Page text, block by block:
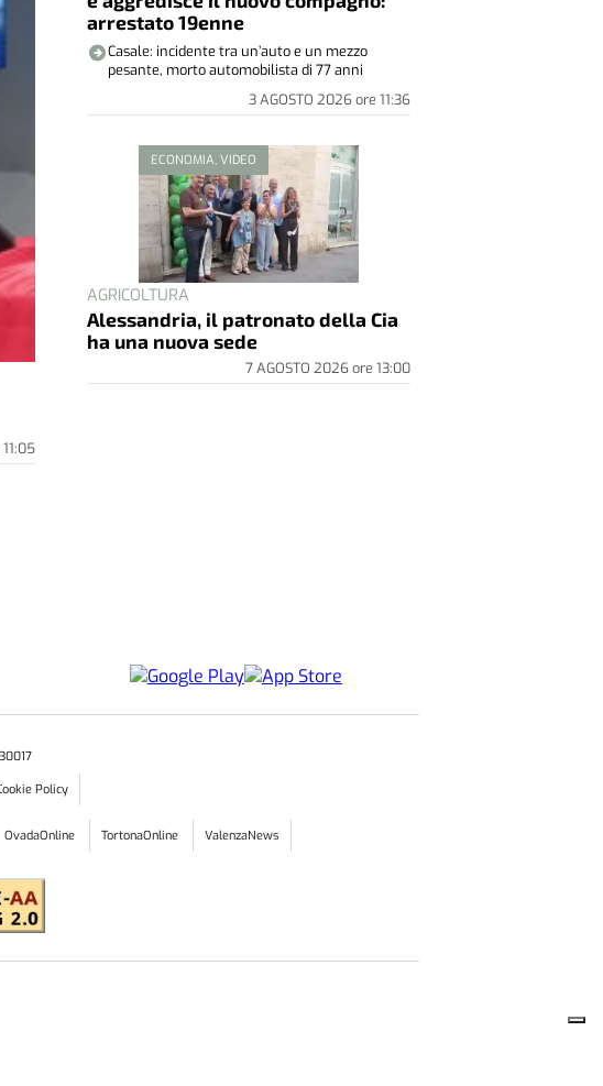
11:05
arrestato 19enne
3 AGOSTO 2026 11:36
Casale: incidente tra un’auto e un mezzo
pesante, morto automobilista di 77 anni
ECONOMIA, VIDEO
AGRICOLTURA
Alessandria, il patronato della Cia
ha una nuova sede
7 AGOSTO 2026 13:00
Ottica Be Icon: un anno di relazioni,
territorio e visione
22 MAGGIO 2026ore06:01
Stadio Giuseppe Moccagatta
18 MAGGIO 2026